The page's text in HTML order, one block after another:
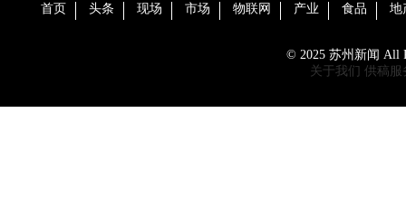
首页 头条 现场 市场 物联网 产业 食品 地
© 2025 苏州新闻 All
关于我们 供稿服